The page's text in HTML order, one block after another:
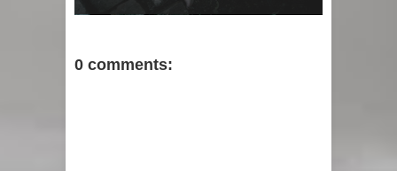
0 comments: